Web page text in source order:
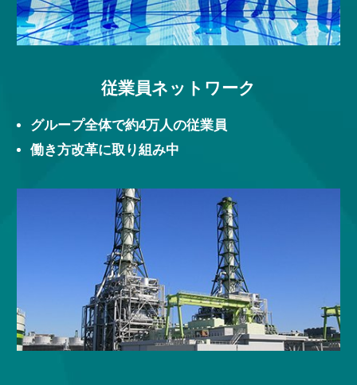
従業員ネットワーク
グループ全体で約4万人の従業員
働き方改革に取り組み中